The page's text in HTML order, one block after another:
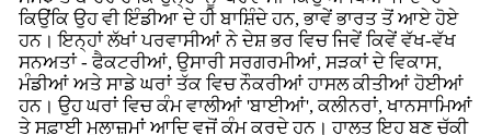
ਕਿਉਂਕਿ ਉਹ ਵੀ ਇੰਡੀਆ ਦੇ ਹੀ ਬਾਸ਼ਿੰਦੇ ਹਨ, ਭਾਵੇਂ ਭਾਰਤ ਤੋਂ ਆਏ ਹੋਏ
ਹਨ। ਇਨ੍ਹਾਂ ਲੱਖਾਂ ਪਰਵਾਸੀਆਂ ਨੇ ਦੇਸ਼ ਭਰ ਵਿਚ ਜਿਵੇਂ ਕਿਵੇਂ ਵੱਖ-ਵੱਖ
ਸਨਅਤਾਂ - ਫੈਕਟਰੀਆਂ, ਉਸਾਰੀ ਸਰਗਰਮੀਆਂ, ਸੜਕਾਂ ਦੇ ਵਿਕਾਸ,
ਮੰਡੀਆਂ ਅਤੇ ਸਾਡੇ ਘਰਾਂ ਤੱਕ ਵਿਚ ਨੌਕਰੀਆਂ ਹਾਸਲ ਕੀਤੀਆਂ ਹੋਈਆਂ
ਹਨ। ਉਹ ਘਰਾਂ ਵਿਚ ਕੰਮ ਵਾਲੀਆਂ 'ਬਾਈਆਂ', ਕਲੀਨਰਾਂ, ਖਾਨਸਾਮਿਆਂ
ਤੇ ਸਫ਼ਾਈ ਮੁਲਾਜ਼ਮਾਂ ਆਦਿ ਵਜੋਂ ਕੰਮ ਕਰਦੇ ਹਨ। ਹਾਲਤ ਇਹ ਬਣ ਚੁੱਕੀ